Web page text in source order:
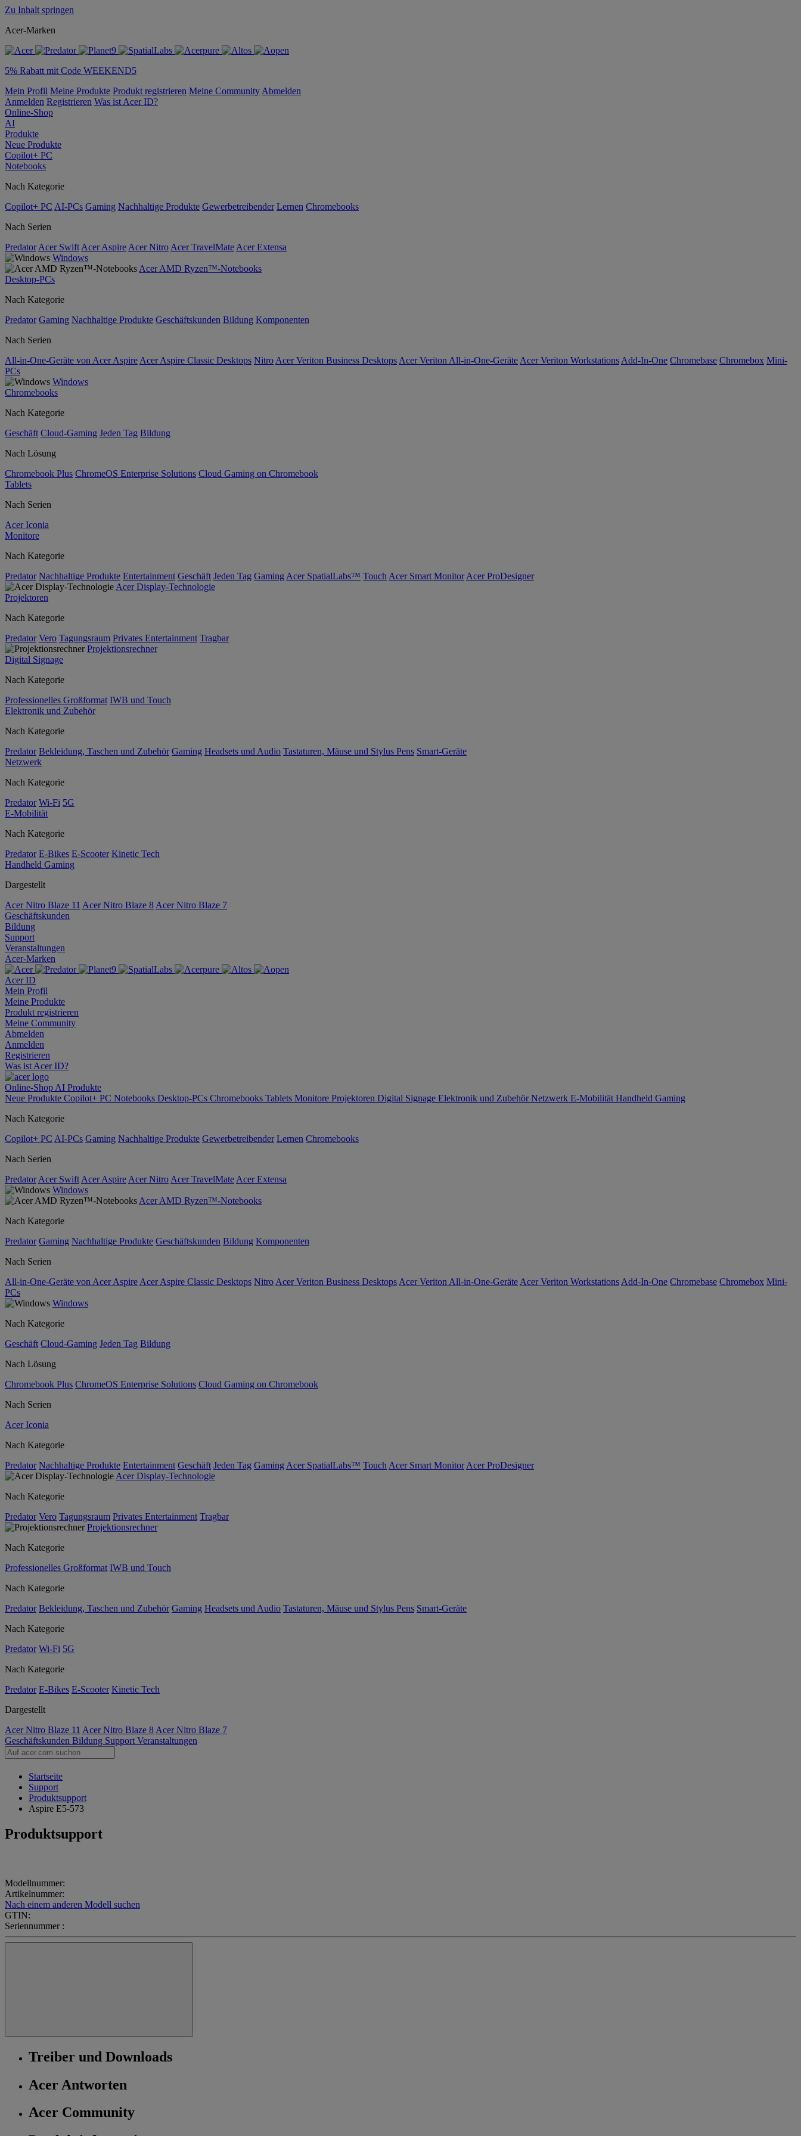
Zu Inhalt springen
Acer-Marken
5% Rabatt mit Code WEEKEND5
Mein Profil Meine Produkte Produkt registrieren Meine Community Abmelden
Anmelden Registrieren Was ist Acer ID?
Online-Shop
AI
Produkte
Neue Produkte
Copilot+ PC
Notebooks
Nach Kategorie
Copilot+ PC AI-PCs Gaming Nachhaltige Produkte Gewerbetreibender Lernen Chromebooks
Nach Serien
Predator Acer Swift Acer Aspire Acer Nitro Acer TravelMate Acer Extensa
Windows
Acer AMD Ryzen™-Notebooks
Desktop-PCs
Nach Kategorie
Predator Gaming Nachhaltige Produkte Geschäftskunden Bildung Komponenten
Nach Serien
All-in-One-Geräte von Acer Aspire Acer Aspire Classic Desktops Nitro Acer Veriton Business Desktops Acer Veriton All-in-One-Geräte Acer Veriton Workstations Add-In-One Chromebase Chromebox Mini-
PCs
Windows
Chromebooks
Nach Kategorie
Geschäft Cloud-Gaming Jeden Tag Bildung
Nach Lösung
Chromebook Plus ChromeOS Enterprise Solutions Cloud Gaming on Chromebook
Tablets
Nach Serien
Acer Iconia
Monitore
Nach Kategorie
Predator Nachhaltige Produkte Entertainment Geschäft Jeden Tag Gaming Acer SpatialLabs™ Touch Acer Smart Monitor Acer ProDesigner
Acer Display-Technologie
Projektoren
Nach Kategorie
Predator Vero Tagungsraum Privates Entertainment Tragbar
Projektionsrechner
Digital Signage
Nach Kategorie
Professionelles Großformat IWB und Touch
Elektronik und Zubehör
Nach Kategorie
Predator Bekleidung, Taschen und Zubehör Gaming Headsets und Audio Tastaturen, Mäuse und Stylus Pens Smart-Geräte
Netzwerk
Nach Kategorie
Predator Wi-Fi 5G
E-Mobilität
Nach Kategorie
Predator E-Bikes E-Scooter Kinetic Tech
Handheld Gaming
Dargestellt
Acer Nitro Blaze 11 Acer Nitro Blaze 8 Acer Nitro Blaze 7
Geschäftskunden
Bildung
Support
Veranstaltungen
Acer-Marken
Acer ID
Mein Profil
Meine Produkte
Produkt registrieren
Meine Community
Abmelden
Anmelden
Registrieren
Was ist Acer ID?
Online-Shop AI Produkte
Neue Produkte Copilot+ PC Notebooks Desktop-PCs Chromebooks Tablets Monitore Projektoren Digital Signage Elektronik und ZubehörNetzwerk E-Mobilität Handheld Gaming
Nach Kategorie
Copilot+ PC AI-PCs Gaming Nachhaltige Produkte Gewerbetreibender Lernen Chromebooks
Nach Serien
Predator Acer Swift Acer Aspire Acer Nitro Acer TravelMate Acer Extensa
Windows
Acer AMD Ryzen™-Notebooks
Nach Kategorie
Predator Gaming Nachhaltige Produkte Geschäftskunden Bildung Komponenten
Nach Serien
All-in-One-Geräte von Acer Aspire Acer Aspire Classic Desktops Nitro Acer Veriton Business Desktops Acer Veriton All-in-One-Geräte Acer Veriton Workstations Add-In-One Chromebase Chromebox Mini-
PCs
Windows
Nach Kategorie
Geschäft Cloud-Gaming Jeden Tag Bildung
Nach Lösung
Chromebook Plus ChromeOS Enterprise Solutions Cloud Gaming on Chromebook
Nach Serien
Acer Iconia
Nach Kategorie
Predator Nachhaltige Produkte Entertainment Geschäft Jeden Tag Gaming Acer SpatialLabs™ Touch Acer Smart Monitor Acer ProDesigner
Acer Display-Technologie
Nach Kategorie
Predator Vero Tagungsraum Privates Entertainment Tragbar
Projektionsrechner
Nach Kategorie
Professionelles Großformat IWB und Touch
Nach Kategorie
Predator Bekleidung, Taschen und Zubehör Gaming Headsets und Audio Tastaturen, Mäuse und Stylus Pens Smart-Geräte
Nach Kategorie
Predator Wi-Fi 5G
Nach Kategorie
Predator E-Bikes E-Scooter Kinetic Tech
Dargestellt
Acer Nitro Blaze 11 Acer Nitro Blaze 8 Acer Nitro Blaze 7
Geschäftskunden Bildung Support Veranstaltungen
Startseite
Support
Produktsupport
Aspire E5-573
Produktsupport
Modellnummer:
Artikelnummer:
Nach einem anderen Modell suchen
GTIN:
Seriennummer :
Treiber und Downloads
Acer Antworten
Acer Community